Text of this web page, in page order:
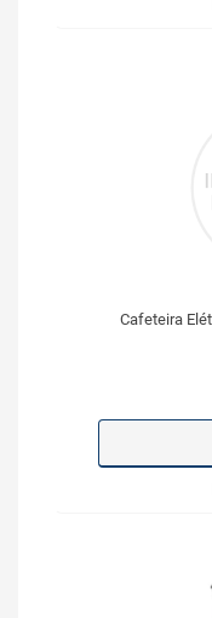
Cafeteira